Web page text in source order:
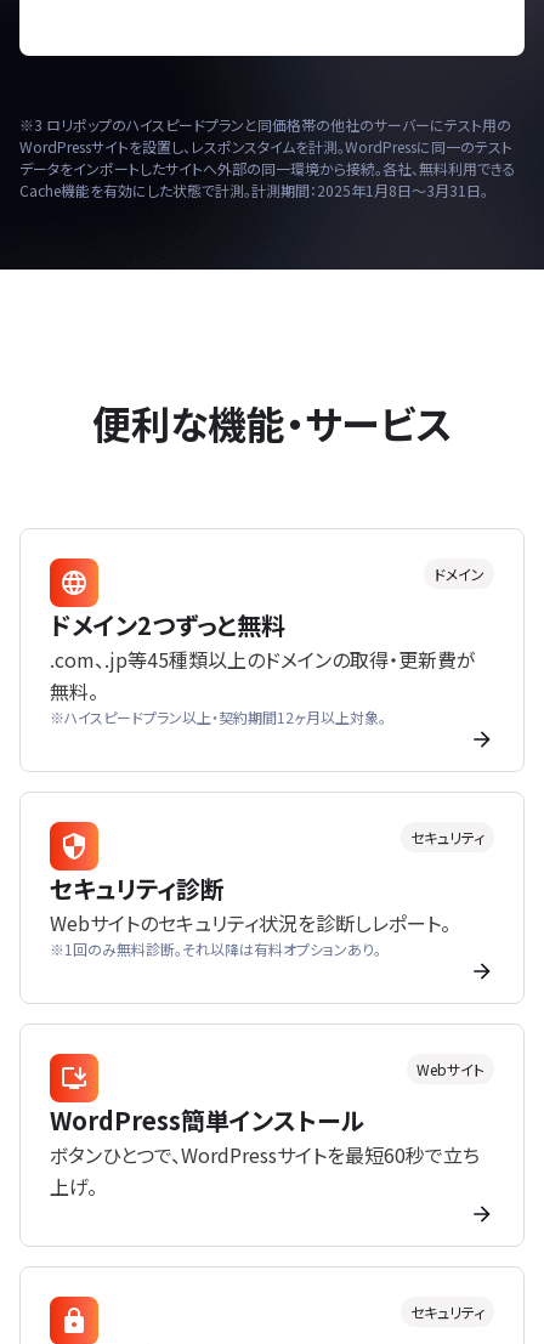
※3 ロリポップのハイスピードプランと同価格帯の他社のサーバーにテスト用の
WordPressサイトを設置し、レスポンスタイムを計測。WordPressに同一のテスト
データをインポートしたサイトへ外部の同一環境から接続。各社、無料利用できる
Cache機能を有効にした状態で計測。計測期間：2025年1月8日〜3月31日。
便利な機能・サービス
ドメイン
ドメイン2つずっと無料
.com、.jp等45種類以上のドメインの取得・更新費が
無料。
※ハイスピードプラン以上・契約期間12ヶ月以上対象。
セキュリティ
セキュリティ診断
Webサイトのセキュリティ状況を診断しレポート。
※1回のみ無料診断。それ以降は有料オプションあり。
Webサイト
WordPress簡単インストール
ボタンひとつで、WordPressサイトを最短60秒で立ち
上げ。
セキュリティ